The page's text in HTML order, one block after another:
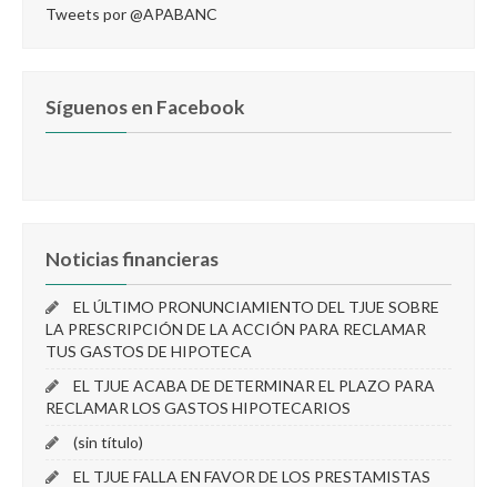
Tweets por @APABANC
Síguenos en Facebook
Noticias financieras
EL ÚLTIMO PRONUNCIAMIENTO DEL TJUE SOBRE
LA PRESCRIPCIÓN DE LA ACCIÓN PARA RECLAMAR
TUS GASTOS DE HIPOTECA
EL TJUE ACABA DE DETERMINAR EL PLAZO PARA
RECLAMAR LOS GASTOS HIPOTECARIOS
(sin título)
EL TJUE FALLA EN FAVOR DE LOS PRESTAMISTAS